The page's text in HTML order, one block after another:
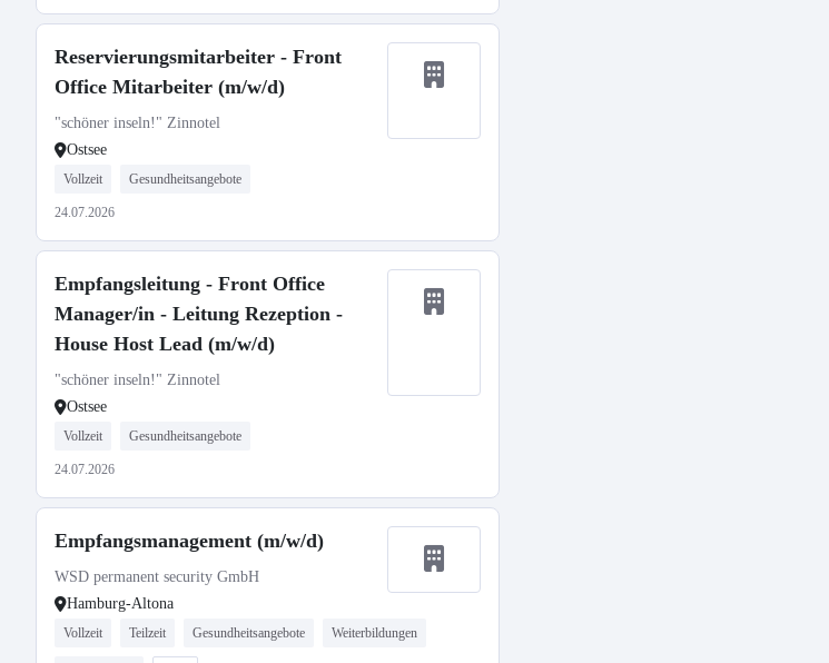
Reservierungsmitarbeiter - Front
Office Mitarbeiter (m/w/d)
"schöner inseln!" Zinnotel
Ostsee
Vollzeit Gesundheitsangebote
24.07.2026
Empfangsleitung - Front Office
Manager/in - Leitung Rezeption -
House Host Lead (m/w/d)
"schöner inseln!" Zinnotel
Ostsee
Vollzeit Gesundheitsangebote
24.07.2026
Empfangsmanagement (m/w/d)
WSD permanent security GmbH
Hamburg-Altona
Vollzeit Teilzeit Gesundheitsangebote Weiterbildungen